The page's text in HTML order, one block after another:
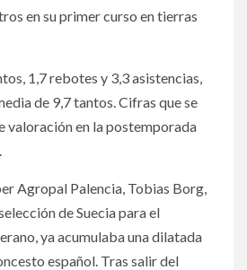
en su primer curso en tierras
1,7 rebotes y 3,3 asistencias,
de 9,7 tantos. Cifras que se
valoración en la postemporada
Agropal Palencia, Tobias Borg,
de Suecia para el
ya acumulaba una dilatada
español. Tras salir del